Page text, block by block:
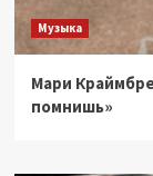
Музыка
Мари
помнишь»